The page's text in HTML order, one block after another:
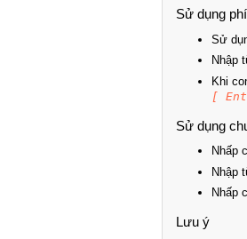
Sử dụng
Sử
Nhập
Khi
[
Sử dụng
Nhấp
Nhập
Nhấp
Lưu ý